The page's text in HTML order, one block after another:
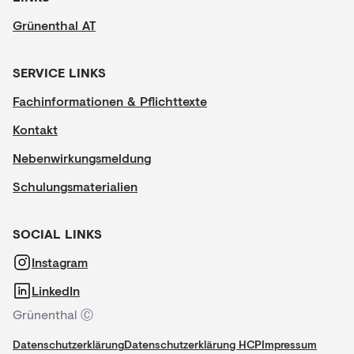
Grünenthal AT
SERVICE LINKS
Fachinformationen & Pflichttexte
Kontakt
Nebenwirkungsmeldung
Schulungsmaterialien
SOCIAL LINKS
Instagram
LinkedIn
Grünenthal Ⓒ
DatenschutzerklärungDatenschutzerklärung HCPImpressum